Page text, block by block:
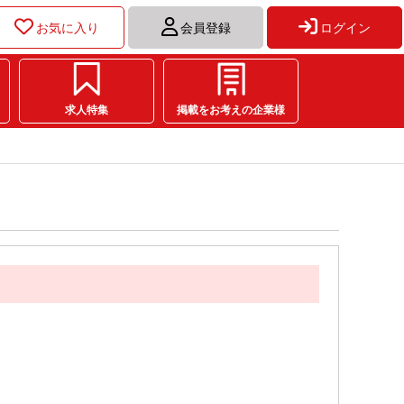
お気に入り 会員登録 ログイン
求人特集 掲載をお考えの企業様